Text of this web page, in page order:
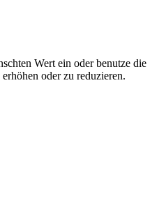
Wert ein oder benutze die
oder zu reduzieren.